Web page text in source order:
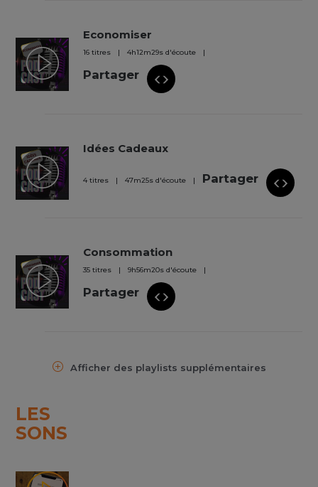
Economiser
16 titres 4h12m29s d'écoute
Partager
Idées Cadeaux
4 titres 47m25s d'écoute Partager
Consommation
35 titres 9h56m20s d'écoute
Partager
Afficher des playlists supplémentaires
LES
SONS